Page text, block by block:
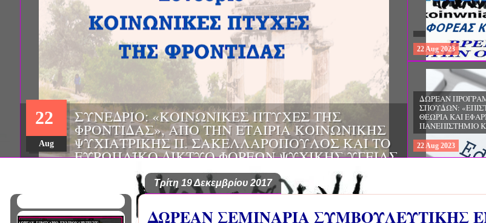
ΗΜΕΡΙΔΑ: "ΠΡΟΒΛΗΜΑΤΙΣΜΟΙ & ΔΙΛΗΜΜΑΤΑ
ΠΟΥ ΑΝΤΙΜΕΤΩΠΙΖΕΙ ΚΑΘΗΜΕΡΙΝΑ O
ΠΑΘΟΛΟΓΟΣ", ΑΠΟ ΤΗΝ ΕΤΑΙΡΕΙΑ
ΠΑΘΟΛΟΓΙΑΣ ΒΟΡΕΙΟΔΥΤΙΚΗΣ ΕΛΛΑΔΟΣ ΚΑΙ
ΤΙΣ Α' & Β' ΠΑΝΕΠΙΣΤΗΜΙΑΚΕΣ ΠΑΘΟΛΟΓΙΚΕΣ
ΚΛΙΝΙΚΕΣ ΠΓΝΙ
01
Mar
ΨΥΧΙΑΤΡΙΚΗΣ
EΥΡΩΠΑΪΚΟ
ΥΓΕΙΑΣ
22Aug 2023
ΔΩΡΕΑΝ
ΣΠΟΥΔΩΝ:
ΕΚΠΑΙΔΕΥΣΗ",
ΙΩΑΝΝΙΝΩΝ
22Aug 2023
Τρίτη 19 Δεκεμβρίου 2017
ΔΩΡΕΑΝ ΣΕΜΙΝΑΡΙΑ ΣΥΜΒΟΥΛΕΥΤΙΚΗΣ